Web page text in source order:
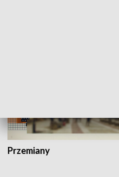
Przemiany